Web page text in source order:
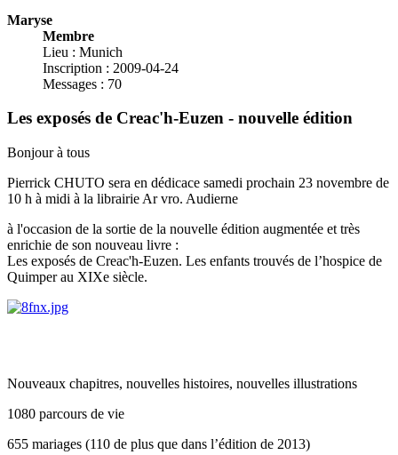
Maryse
Membre
Lieu : Munich
Inscription : 2009-04-24
Messages : 70
Les exposés de Creac'h-Euzen - nouvelle édition
Bonjour à tous
Pierrick CHUTO sera en dédicace samedi prochain 23 novembre de
10 h à midi à la librairie Ar vro. Audierne
à l'occasion de la sortie de la nouvelle édition augmentée et très
enrichie de son nouveau livre :
Les exposés de Creac'h-Euzen. Les enfants trouvés de l’hospice de
Quimper au XIXe siècle.
Nouveaux chapitres, nouvelles histoires, nouvelles illustrations
1080 parcours de vie
655 mariages (110 de plus que dans l’édition de 2013)